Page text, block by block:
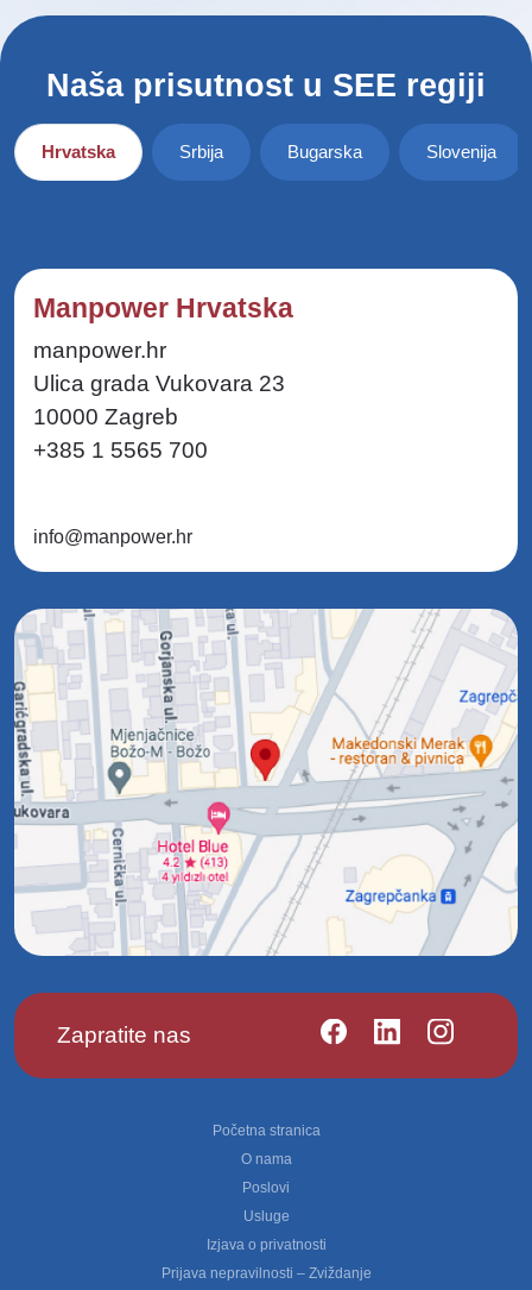
Naša prisutnost u SEE regiji
Hrvatska Srbija Bugarska Slovenija
Manpower Hrvatska
manpower.hr
Ulica grada Vukovara 23
10000 Zagreb
+385 1 5565 700
info@manpower.hr
Zapratite nas
Početna stranica
O nama
Poslovi
Usluge
Izjava o privatnosti
Prijava nepravilnosti – Zviždanje